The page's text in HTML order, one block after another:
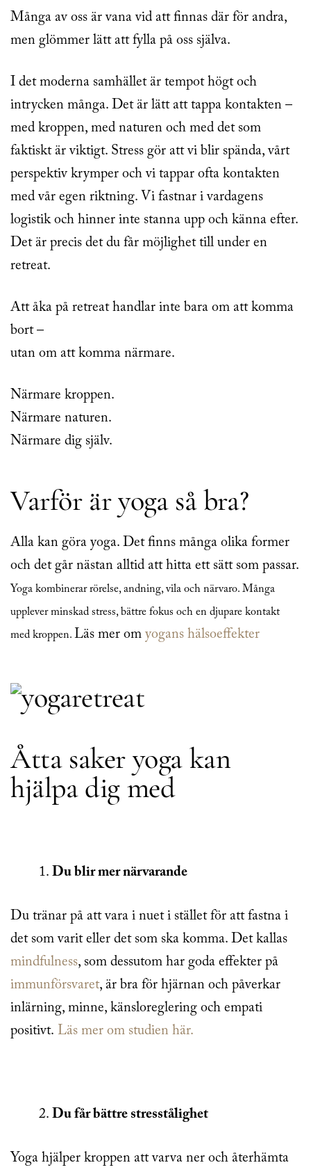
Många av oss är vana vid att finnas där för andra,
men glömmer lätt att fylla på oss själva.
I det moderna samhället är tempot högt och
intrycken många. Det är lätt att tappa kontakten –
med kroppen, med naturen och med det som
faktiskt är viktigt. Stress gör att vi blir spända, vårt
perspektiv krymper och vi tappar ofta kontakten
med vår egen riktning. Vi fastnar i vardagens
logistik och hinner inte stanna upp och känna efter.
Det är precis det du får möjlighet till under en
retreat.
Att åka på retreat handlar inte bara om att komma
bort –
utan om att komma närmare.
Närmare kroppen.
Närmare naturen.
Närmare dig själv.
Varför är yoga så bra?
Alla kan göra yoga. Det finns många olika former
och det går nästan alltid att hitta ett sätt som passar.
Yoga kombinerar rörelse, andning, vila och närvaro. Många
upplever minskad stress, bättre fokus och en djupare kontakt
med kroppen.Läs mer omyogans hälsoeffekter
Åtta saker yoga kan
hjälpa dig med
Du blir mer närvarande
Du tränar på att vara i nuet i stället för att fastna i
det som varit eller det som ska komma. Det kallas
mindfulness, som dessutom har goda effekter på
immunförsvaret, är bra för hjärnan och påverkar
inlärning, minne, känsloreglering och empati
positivt.Läs mer om studien här.
Du får bättre stresstålighet
Yoga hjälper kroppen att varva ner och återhämta